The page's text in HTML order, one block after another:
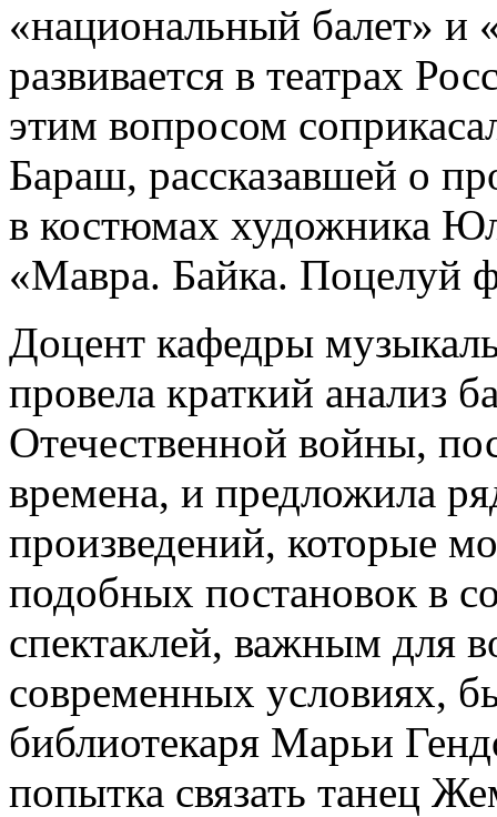
«национальный балет» и
развивается в театрах
этим вопросом
Бараш, рассказавшей о
в костюмах художника
«Мавра. Байка. Поцелуй
Доцент кафедры
провела краткий анализ
Отечественной войны,
времена, и предложила
произведений, которые
подобных постановок в
спектаклей, важным для
современных условиях,
библиотекаря Марьи
попытка связать танец